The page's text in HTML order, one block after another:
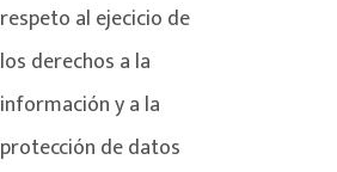
respeto al ejecicio de
los derechos a la
información y a la
protección de datos